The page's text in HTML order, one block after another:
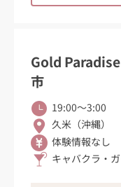
Gold
市
19:00〜3:00
久米（沖縄）
体験情報なし
キャバクラ・